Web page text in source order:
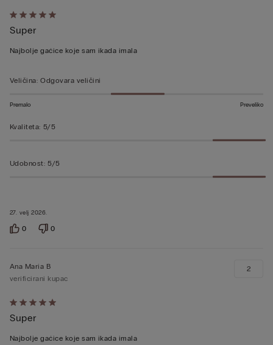
Dali
ste
ocjenu
od
27. velj 2026.
Super
Najbolje gaćice koje sam ikada imala
Veličina: Odgovara veličini
Premalo Preveliko
Kvaliteta: 5/5
Udobnost: 5/5
0 0
Dali
ste
ocjenu
Ana Maria B
verificirani kupac
Super
Najbolje gaćice koje sam ikada imala
2